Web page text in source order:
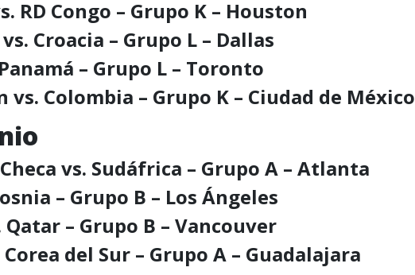
RD Congo – Grupo K – Houston
Croacia – Grupo L – Dallas
– Grupo L – Toronto
vs. Colombia – Grupo K – Ciudad de México
vs. Sudáfrica – Grupo A – Atlanta
– Grupo B – Los Ángeles
Qatar – Grupo B – Vancouver
del Sur – Grupo A – Guadalajara